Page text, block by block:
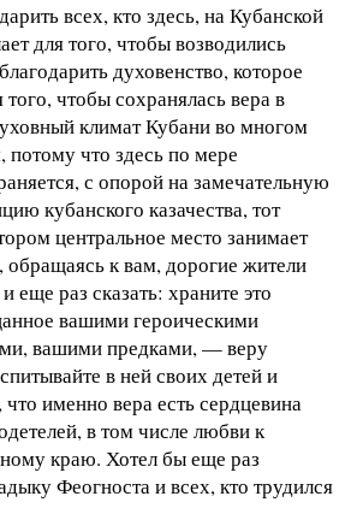
всех, кто здесь, на Кубанской
для того, чтобы возводились
духовенство, которое
чтобы сохранялась вера в
климат Кубани во многом
что здесь по мере
с опорой на замечательную
кубанского казачества, тот
центральное место занимает
обращаясь к вам, дорогие жители
еще раз сказать: храните это
вашими героическими
вашими предками, — веру
в ней своих детей и
именно вера есть сердцевина
в том числе любви к
краю. Хотел бы еще раз
Феогноста и всех, кто трудился